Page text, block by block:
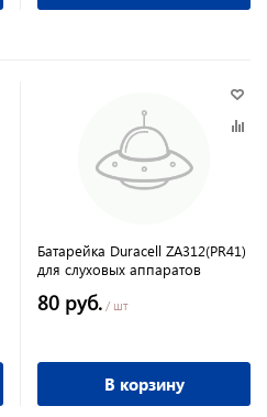
Батарейка Duracell ZA312(PR41)
для слуховых аппаратов
80 руб. / шт
В корзину